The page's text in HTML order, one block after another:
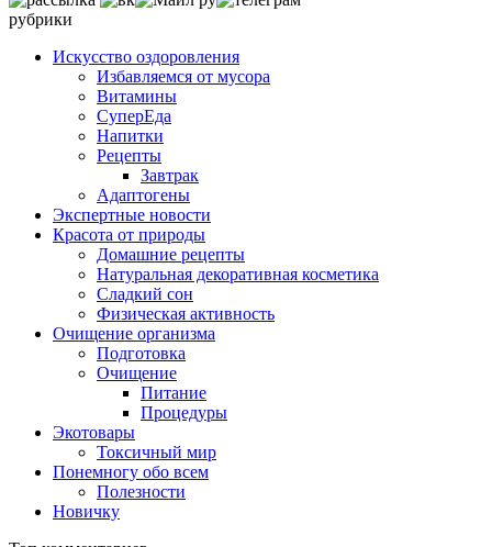
рубрики
Искусство оздоровления
Избавляемся от мусора
Витамины
СуперЕда
Напитки
Рецепты
Завтрак
Адаптогены
Экспертные новости
Красота от природы
Домашние рецепты
Натуральная декоративная косметика
Сладкий сон
Физическая активность
Очищение организма
Подготовка
Очищение
Питание
Процедуры
Экотовары
Токсичный мир
Понемногу обо всем
Полезности
Новичку